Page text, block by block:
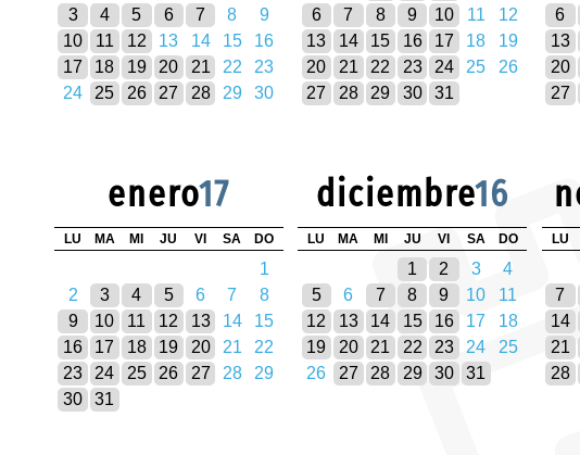
3
4 5 6 7 8
9
10
11 12 13 14 15
16
17
18 19 20 21 22
23
24
25 26 27 28 29 30
6
7 8 9 10 11
12
13
14 15 16 17 18
19
20
21 22 23 24 25
26
27
28 29 30 31
6
13
20
27
enero17
LU MA MI JU VI SA DO
1
2
3 4 5 6 7
8
9
10 11 12 13 14
15
16
17 18 19 20 21
22
23
24 25 26 27 28
29
30
31
diciembre16
LU MA MI JU VI SA DO
1 2 3
4
5
6 7 8 9 10
11
12
13 14 15 16 17
18
19
20 21 22 23 24
25
26
27 28 29 30 31
LU
7
14
21
28